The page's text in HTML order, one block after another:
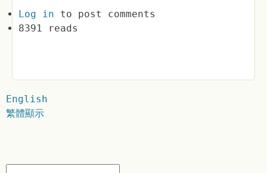
Log in to post comments
8391 reads
English
繁體顯示